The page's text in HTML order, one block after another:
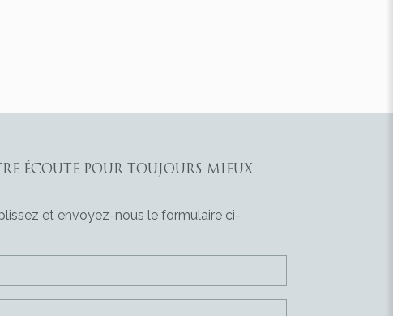
ÉCOUTE POUR TOUJOURS MIEUX
et envoyez-nous le formulaire ci-